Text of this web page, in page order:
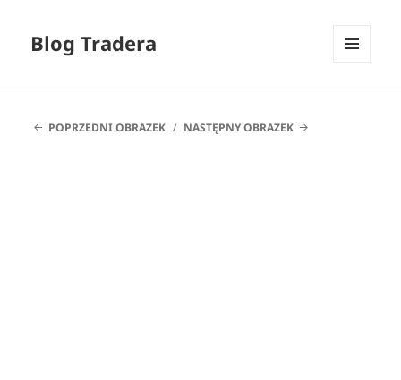
Blog Tradera
POPRZEDNI OBRAZEK
NASTĘPNY OBRAZEK